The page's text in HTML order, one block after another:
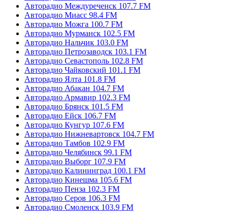
Авторадио Междуреченск 107.7 FM
Авторадио Миасс 98.4 FM
Авторадио Можга 100.7 FM
Авторадио Мурманск 102.5 FM
Авторадио Нальчик 103.0 FM
Авторадио Петрозаводск 103.1 FM
Авторадио Севастополь 102.8 FM
Авторадио Чайковский 101.1 FM
Авторадио Ялта 101.8 FM
Авторадио Абакан 104.7 FM
Авторадио Армавир 102.3 FM
Авторадио Брянск 101.5 FM
Авторадио Ейск 106.7 FM
Авторадио Кунгур 107.6 FM
Авторадио Нижневартовск 104.7 FM
Авторадио Тамбов 102.9 FM
Авторадио Челябинск 99.1 FM
Авторадио Выборг 107.9 FM
Авторадио Калининград 100.1 FM
Авторадио Кинешма 105.6 FM
Авторадио Пенза 102.3 FM
Авторадио Серов 106.3 FM
Авторадио Смоленск 103.9 FM